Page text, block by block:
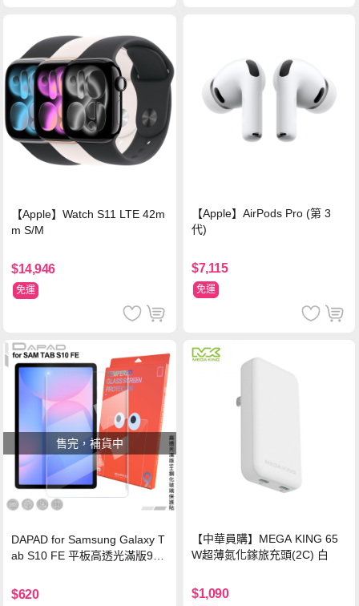
【Apple】Watch S11 LTE 42m
m S/M
$14,946
免運
【Apple】AirPods Pro (第 3
代)
$7,115
免運
售完，補貨中
DAPAD for Samsung Galaxy T
ab S10 FE 平板高透光滿版9H
$620
【中華員購】MEGA KING 65
W超薄氮化鎵旅充頭(2C) 白
$1,090